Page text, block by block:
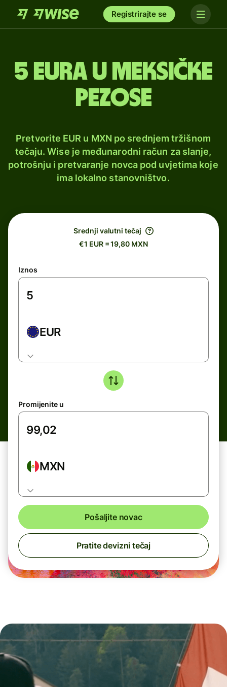
Registrirajte se
5 eura u meksičke
pezose
Pretvorite EUR u MXN po srednjem tržišnom
tečaju. Wise je međunarodni račun za slanje,
potrošnju i pretvaranje novca pod uvjetima koje
ima lokalno stanovništvo.
Srednji valutni tečaj
€1 EUR = 19,80 MXN
Iznos
EUR
Promijenite u
MXN
Pošaljite novac
Pratite devizni tečaj